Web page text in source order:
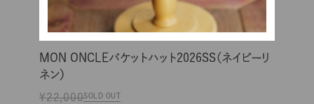
MON ONCLEバケットハット2026SS（ネイビーリ
ネン）
¥22,000SOLD OUT